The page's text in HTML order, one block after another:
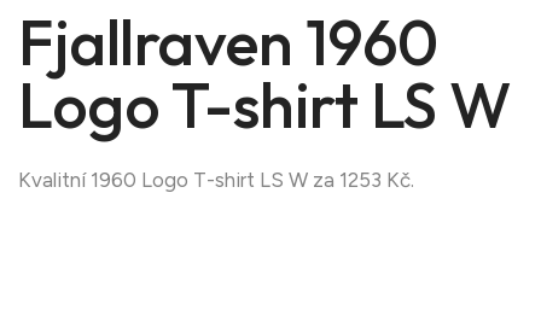
Fjallraven 1960
Logo T-shirt LS W
Kvalitní 1960 Logo T-shirt LS W za 1253 Kč.